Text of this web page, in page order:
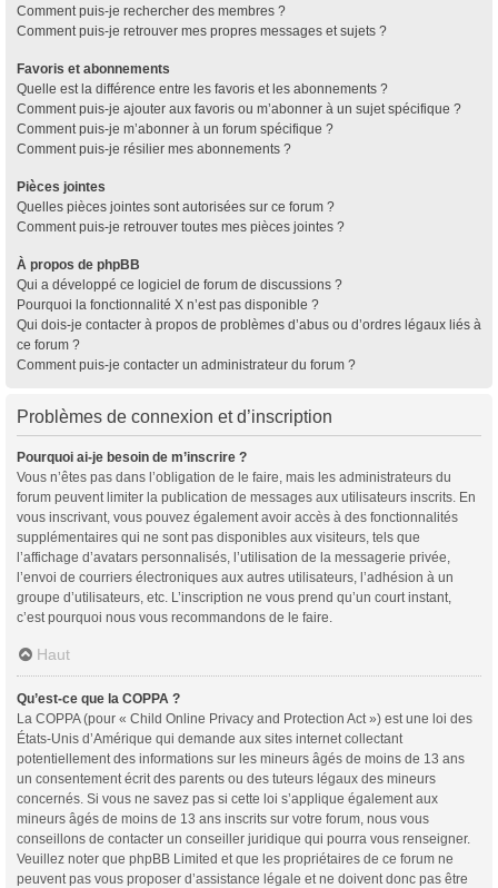
Comment puis-je rechercher des membres ?
Comment puis-je retrouver mes propres messages et sujets ?
Favoris et abonnements
Quelle est la différence entre les favoris et les abonnements ?
Comment puis-je ajouter aux favoris ou m’abonner à un sujet spécifique ?
Comment puis-je m’abonner à un forum spécifique ?
Comment puis-je résilier mes abonnements ?
Pièces jointes
Quelles pièces jointes sont autorisées sur ce forum ?
Comment puis-je retrouver toutes mes pièces jointes ?
À propos de phpBB
Qui a développé ce logiciel de forum de discussions ?
Pourquoi la fonctionnalité X n’est pas disponible ?
Qui dois-je contacter à propos de problèmes d’abus ou d’ordres légaux liés à
ce forum ?
Comment puis-je contacter un administrateur du forum ?
Problèmes de connexion et d’inscription
Pourquoi ai-je besoin de m’inscrire ?
Vous n’êtes pas dans l’obligation de le faire, mais les administrateurs du
forum peuvent limiter la publication de messages aux utilisateurs inscrits. En
vous inscrivant, vous pouvez également avoir accès à des fonctionnalités
supplémentaires qui ne sont pas disponibles aux visiteurs, tels que
l’affichage d’avatars personnalisés, l’utilisation de la messagerie privée,
l’envoi de courriers électroniques aux autres utilisateurs, l’adhésion à un
groupe d’utilisateurs, etc. L’inscription ne vous prend qu’un court instant,
c’est pourquoi nous vous recommandons de le faire.
Haut
Qu’est-ce que la COPPA ?
La COPPA (pour « Child Online Privacy and Protection Act ») est une loi des
États-Unis d’Amérique qui demande aux sites internet collectant
potentiellement des informations sur les mineurs âgés de moins de 13 ans
un consentement écrit des parents ou des tuteurs légaux des mineurs
concernés. Si vous ne savez pas si cette loi s’applique également aux
mineurs âgés de moins de 13 ans inscrits sur votre forum, nous vous
conseillons de contacter un conseiller juridique qui pourra vous renseigner.
Veuillez noter que phpBB Limited et que les propriétaires de ce forum ne
peuvent pas vous proposer d’assistance légale et ne doivent donc pas être